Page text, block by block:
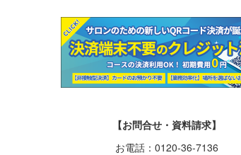
【お問合せ・資料請求】
お電話：0120-36-7136